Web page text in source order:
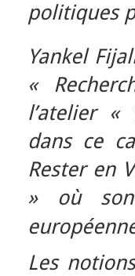
politiques
Yankel
«
l’atelier «
dans ce
Rester en
» où
Les